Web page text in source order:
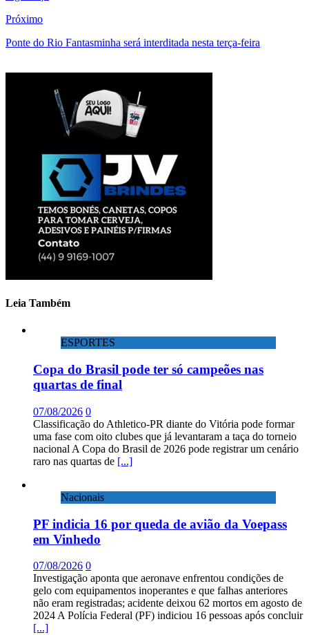
Próximo
Ponte do Rio Fantasminha será interditada nesta terça-feira
Leia Também
ESPORTES
Copa do Brasil pode ter só campeões nas
quartas de final
07/08/2026 0
Classificação do Athletico-PR diante do Vitória pode formar
uma fase com oito clubes que já levantaram a taça do torneio
nacional A Copa do Brasil de 2026 pode registrar um cenário
raro nas quartas de [...]
Nacionais
PF indicia 16 por queda de avião da Voepass
em Vinhedo
07/08/2026 0
Investigação aponta que aeronave enfrentou condições de
gelo com equipamentos inoperantes e que falhas anteriores
não eram registradas; acidente deixou 62 mortos em agosto de
2024 A Polícia Federal (PF) indiciou 16 pessoas após concluir
[...]